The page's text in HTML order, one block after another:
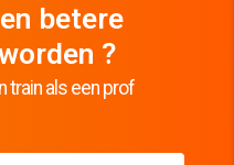
betere
?
train als een prof